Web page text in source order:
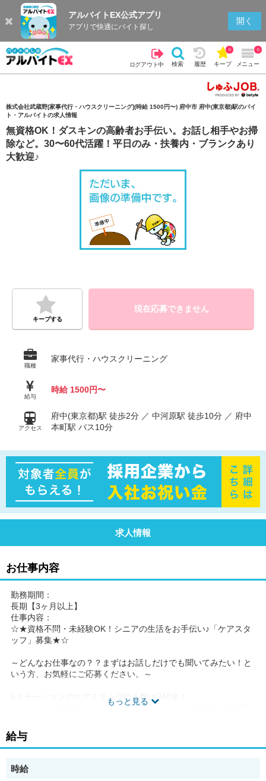
アルバイトEX公式アプリ
アプリで快適にバイト探し
開く
ログアウト中 検索 履歴 キープ
0
メニュー
0
検索 履歴
株式会社武蔵野[家事代行・ハウスクリーニング](時給 1500円〜) 府中市 府中(東京都)駅のバイ
ト・アルバイトの求人情報
無資格OK！ダスキンの高齢者お手伝い。お話し相手やお掃
除など。30〜60代活躍！平日のみ・扶養内・ブランクあり
大歓迎♪
キープする
現在応募できません
職種
家事代行・ハウスクリーニング
給与
時給 1500円〜
アクセス
府中(東京都)駅 徒歩2分 ／ 中河原駅 徒歩10分 ／ 府中
本町駅 バス10分
求人情報
お仕事内容
もっと見る
勤務期間：
長期【3ヶ月以上】
仕事内容：
☆★資格不問・未経験OK！シニアの生活をお手伝い♪「ケアスタ
ッフ」募集★☆
～どんなお仕事なの？？まずはお話しだけでも聞いてみたい！と
いう方、お気軽にご応募ください。～
6ステーションのケアスタッフ総人数は240名！
まだまだ人手が足りません！！業務拡大につき、今回は10名募集
未経験の方でも、研修があるから安心☆
ケアスタッフとして、ご高齢者様の介護補助や家事のお手伝いを
お願いします！
給与
時給